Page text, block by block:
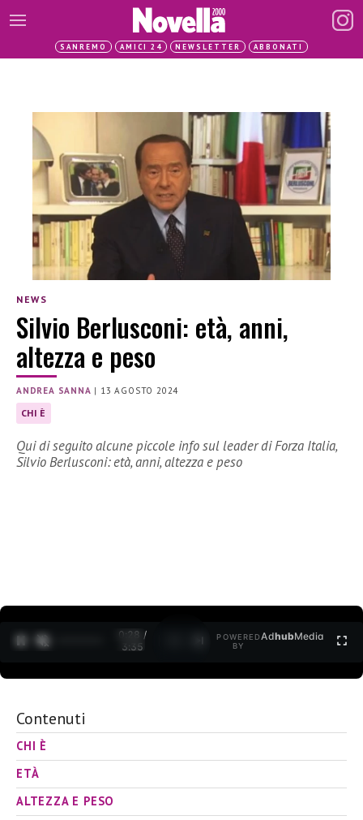
SANREMO AMICI 24 NEWSLETTER ABBONATI
NEWS
Silvio Berlusconi: età, anni,
altezza e peso
ANDREA SANNA | 13 AGOSTO 2024
CHI È
Qui di seguito alcune piccole info sul leader di Forza Italia,
Silvio Berlusconi: età, anni, altezza e peso
0:30 /
3:35
POWERED
BY
AdhubMedia
Contenuti
CHI È
ETÀ
ALTEZZA E PESO